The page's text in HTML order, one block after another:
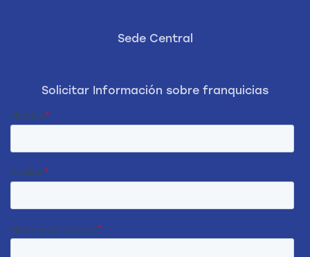
Sede Central
Solicitar Información sobre franquicias